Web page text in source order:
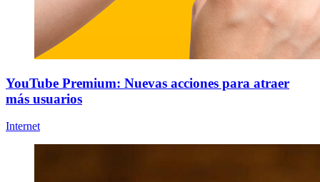
YouTube Premium: Nuevas acciones para atraer
más usuarios
Internet